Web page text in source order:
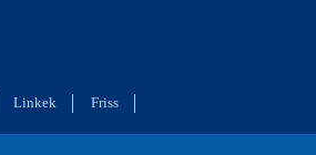
Linkek Friss